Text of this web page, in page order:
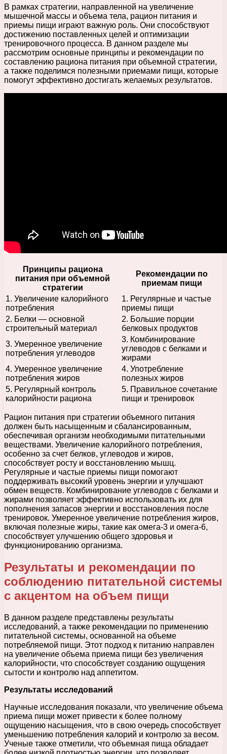
В рамках стратегии, направленной на увеличение
мышечной массы и объема тела, рацион питания и
приемы пищи играют важную роль. Они способствуют
достижению поставленных целей и оптимизации
тренировочного процесса. В данном разделе мы
рассмотрим основные принципы и рекомендации по
составлению рациона питания при объемной стратегии,
а также поделимся полезными приемами пищи, которые
помогут эффективно достигать желаемых результатов.
Принципы рациона
питания при объемной
стратегии
Рекомендации по
приемам пищи
1. Увеличение калорийного
потребления
1. Регулярные и частые
приемы пищи
2. Белки — основной
строительный материал
2. Большие порции
белковых продуктов
3. Умеренное увеличение
потребления углеводов
3. Комбинирование
углеводов с белками и
жирами
4. Умеренное увеличение
потребления жиров
4. Употребление
полезных жиров
5. Регулярный контроль
калорийности рациона
5. Правильное сочетание
пищи и тренировок
Рацион питания при стратегии объемного питания
должен быть насыщенным и сбалансированным,
обеспечивая организм необходимыми питательными
веществами. Увеличение калорийного потребления,
особенно за счет белков, углеводов и жиров,
способствует росту и восстановлению мышц.
Регулярные и частые приемы пищи помогают
поддерживать высокий уровень энергии и улучшают
обмен веществ. Комбинирование углеводов с белками и
жирами позволяет эффективно использовать их для
пополнения запасов энергии и восстановления после
тренировок. Умеренное увеличение потребления жиров,
включая полезные жиры, такие как омега-3 и омега-6,
способствует улучшению общего здоровья и
функционированию организма.
Результаты и рекомендации по
соблюдению питательной системы
с акцентом на объем пищи
В данном разделе представлены результаты
исследований, а также рекомендации по применению
питательной системы, основанной на объеме
потребляемой пищи. Этот подход к питанию направлен
на увеличение объема приема пищи без увеличения
калорийности, что способствует созданию ощущения
сытости и контролю над аппетитом.
Результаты исследований
Научные исследования показали, что увеличение объема
приема пищи может привести к более полному
ощущению насыщения, что в свою очередь способствует
уменьшению потребления калорий и контролю за весом.
Ученые также отметили, что объемная пища обладает